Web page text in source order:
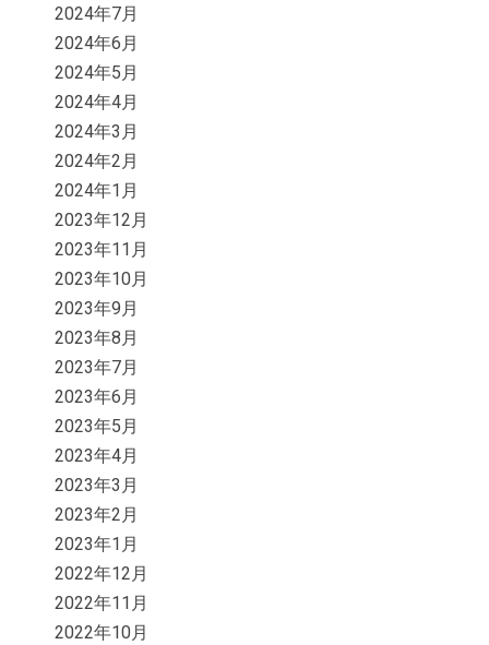
2024年7月
2024年6月
2024年5月
2024年4月
2024年3月
2024年2月
2024年1月
2023年12月
2023年11月
2023年10月
2023年9月
2023年8月
2023年7月
2023年6月
2023年5月
2023年4月
2023年3月
2023年2月
2023年1月
2022年12月
2022年11月
2022年10月